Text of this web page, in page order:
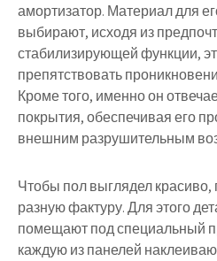
амортизатор. Материал для
выбирают, исходя из
стабилизирующей функции,
препятствовать
Кроме того, именно он
покрытия, обеспечивая его
внешним разрушительным
Чтобы пол выглядел
разную фактуру. Для этого
помещают под специальный
каждую из панелей